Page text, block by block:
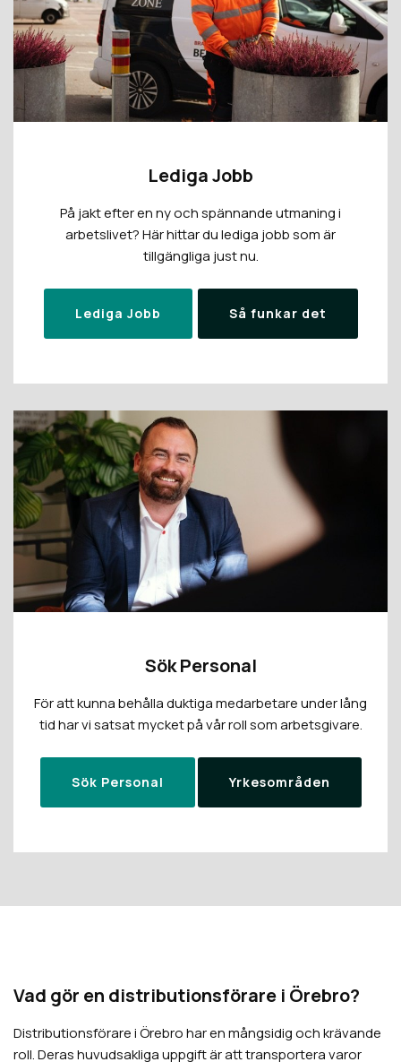
Lediga Jobb
På jakt efter en ny och spännande utmaning i
arbetslivet? Här hittar du lediga jobb som är
tillgängliga just nu.
Lediga Jobb Så funkar det
Sök Personal
För att kunna behålla duktiga medarbetare under lång
tid har vi satsat mycket på vår roll som arbetsgivare.
Sök Personal Yrkesområden
Vad gör en distributionsförare i Örebro?
Distributionsförare iÖrebrohar en mångsidig och krävande
roll. Deras huvudsakliga uppgift är att transportera varor